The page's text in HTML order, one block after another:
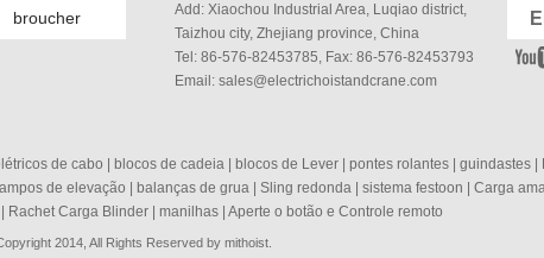
broucher
Add: Xiaochou Industrial Area, Luqiao district,
Taizhou city, Zhejiang province, China
Tel: 86-576-82453785, Fax: 86-576-82453793
Email: sales@electrichoistandcrane.com
de cabo blocos de cadeia blocos de Lever pontes rolantes guindastes
de elevação balanças de grua Sling redonda sistema festoon Carga
Rachet Carga Blinder manilhas Aperte o botão e Controle remoto
2014, All Rights Reserved by mithoist.